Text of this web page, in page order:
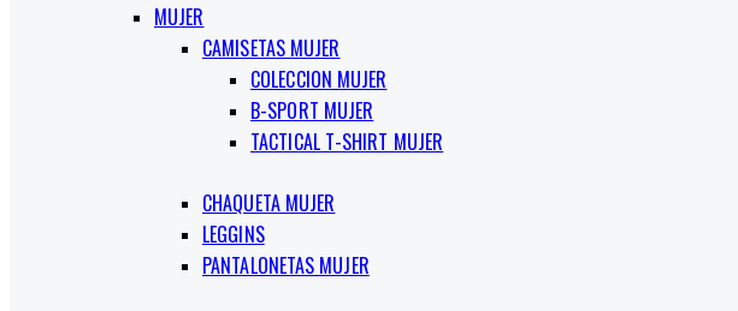
MUJER
CAMISETAS MUJER
COLECCION MUJER
B-SPORT MUJER
TACTICAL T-SHIRT MUJER
CHAQUETA MUJER
LEGGINS
PANTALONETAS MUJER